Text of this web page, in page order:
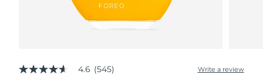
4.6
4.6 (545) Write a review